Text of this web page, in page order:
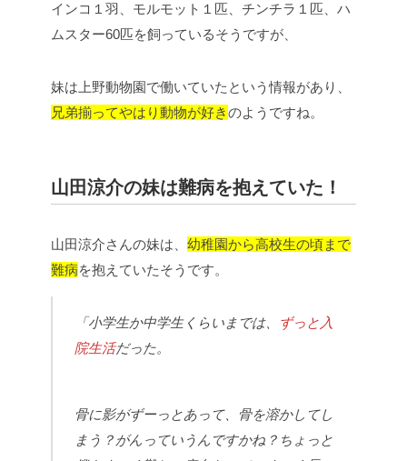
インコ１羽、モルモット１匹、チンチラ１匹、ハ
ムスター60匹を飼っているそうですが、
妹は上野動物園で働いていたという情報があり、
兄弟揃ってやはり動物が好きのようですね。
山田涼介の妹は難病を抱えていた！
山田涼介さんの妹は、 幼稚園から高校生の頃まで
難病を抱えていたそうです。
「小学生か中学生くらいまでは、
ずっと入
院生活だった。
骨に影がずーっとあって、骨を溶かしてし
まう？がんっていうんですかね？ちょっと